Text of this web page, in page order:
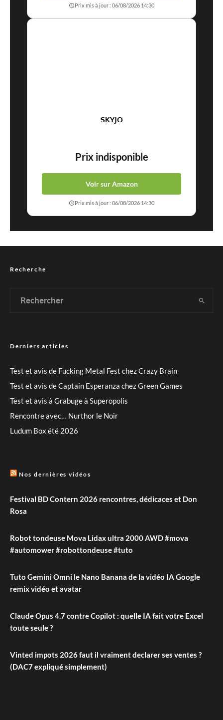
Prix mis à jour : 06/08/2026 14:30
SKYJO
Prix indisponible
Voir sur Amazon
Prix mis à jour : 06/08/2026 14:30
Recherche
Derniers articles
Test et avis de Fucking Metal Fest chez Crazy Brain
Test et avis de Captain Esperanza chez Green Games
Test et avis à Grabuge à Superopolis
Rencontre avec… Nurthor le Noir
Ludum Box été 2026
Nos dernières vidéos
Festival BD Contern 2026 rencontres, dédicaces et Don
Rosa
Robot tondeuse Mova Lidax ultra 2000 AWD #mova
#automower #robottondeuse #tuto
Tuto Gemini Omni le Nano Banana de la vidéo IA Google
remix vidéo et avatar
Claude Opus 4.7 contre Copilot : quelle IA fait votre Excel
toute seule ?
Vinted impots 2026 faut il vraiment declarer ses ventes ?
(DAC7 expliqué simplement)